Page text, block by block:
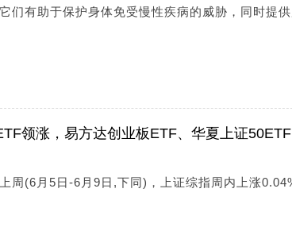
们有助于保护身体免受慢性疾病的威胁，同时提
领涨，易方达创业板ETF、华夏上证
周(6月5日-6月9日,下同)，上证综指周内上涨